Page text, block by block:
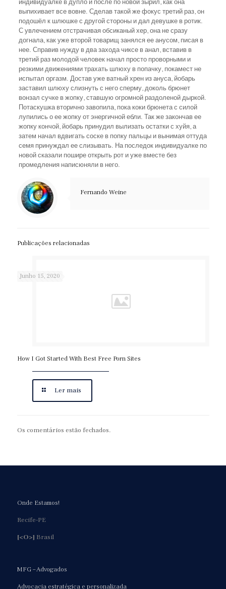
индивидуалке в дупло и после по новой зырил, как она
выпихивает все вовне. Сделав такой же фокус третий раз, он
подошёл к шлюшке с другой стороны и дал девушке в ротик.
С увлечением отстрачивая обсиканый хер, она не сразу
догнала, как уже второй товарищ занялся ее анусом, писая в
нее. Справив нужду в два захода чиксе в анал, вставив в
третий раз молодой человек начал просто проворными и
резкими движениями трахать шлюху в попачку, покамест не
испытал оргазм. Достав уже ватный хрен из ануса, йобарь
заставил шлюху слизнуть с него сперму, доколь брюнет
вонзал сучке в жопку, ставшую огромной раздоленой дыркой.
Потаскушка вторично завопила, пока коки брюнета с силой
лупились о ее жопку от энергичной ебли. Так же закончав ее
жопку кончой, йобарь принудил вылизать остатки с хуйя, а
затем начал вдвигать соске в попку пальцы и вынимая оттуда
семя принуждал ее слизывать. На последок индивидуалке по
новой сказали пошире открыть рот и уже вместе без
промедления написюняли в него.
Fernando Weine
Publicações relacionadas
Junho 15, 2020
How I Got Started With Best Free Porn Sites
Ler mais
Os comentários estão fechados.
Onde Estamos!
Recife-PE
[<O>] Brasil
MFG – Advogados
Advocacia estratégica e personalizada